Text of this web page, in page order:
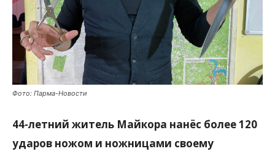
Фото: Парма-Новости
44-летний житель Майкора нанёс более 120
ударов ножом и ножницами своему